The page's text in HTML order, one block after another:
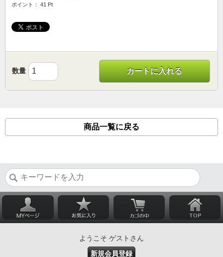
ポイント： 41 Pt
数量 カートに入れる
商品一覧に戻る
ようこそ ゲストさん
新規会員登録